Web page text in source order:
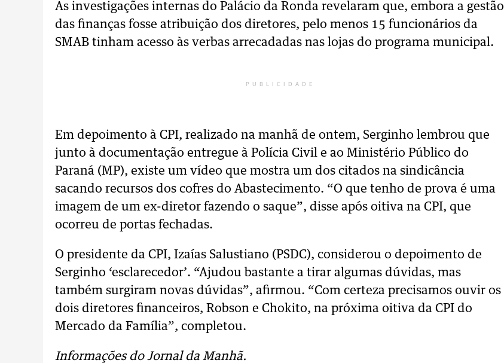
As investigações internas do Palácio da Ronda revelaram que, embora a gestão
das finanças fosse atribuição dos diretores, pelo menos 15 funcionários da
SMAB tinham acesso às verbas arrecadadas nas lojas do programa municipal.
PUBLICIDADE
Em depoimento à CPI, realizado na manhã de ontem, Serginho lembrou que
junto à documentação entregue à Polícia Civil e ao Ministério Público do
Paraná (MP), existe um vídeo que mostra um dos citados na sindicância
sacando recursos dos cofres do Abastecimento. “O que tenho de prova é uma
imagem de um ex-diretor fazendo o saque”, disse após oitiva na CPI, que
ocorreu de portas fechadas.
O presidente da CPI, Izaías Salustiano (PSDC), considerou o depoimento de
Serginho ‘esclarecedor’. “Ajudou bastante a tirar algumas dúvidas, mas
também surgiram novas dúvidas”, afirmou. “Com certeza precisamos ouvir os
dois diretores financeiros, Robson e Chokito, na próxima oitiva da CPI do
Mercado da Família”, completou.
Informações do Jornal da Manhã.